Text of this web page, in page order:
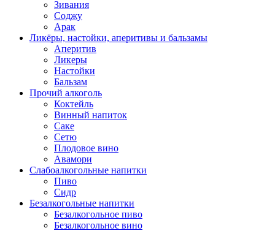
Зивания
Соджу
Арак
Ликёры, настойки, аперитивы и бальзамы
Аперитив
Ликеры
Настойки
Бальзам
Прочий алкоголь
Коктейль
Винный напиток
Саке
Сетю
Плодовое вино
Авамори
Слабоалкогольные напитки
Пиво
Сидр
Безалкогольные напитки
Безалкогольное пиво
Безалкогольное вино